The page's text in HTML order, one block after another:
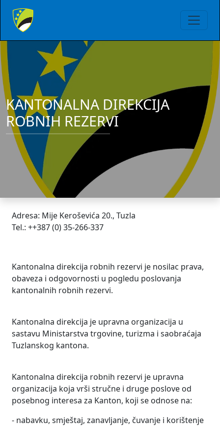
KANTONALNA DIREKCIJA
ROBNIH REZERVI
Adresa: Mije Keroševića 20., Tuzla
Tel.: ++387 (0) 35-266-337
Kantonalna direkcija robnih rezervi je nosilac prava,
obaveza i odgovornosti u pogledu poslovanja
kantonalnih robnih rezervi.
Kantonalna direkcija je upravna organizacija u
sastavu Ministarstva trgovine, turizma i saobraćaja
Tuzlanskog kantona.
Kantonalna direkcija robnih rezervi je upravna
organizacija koja vrši stručne i druge poslove od
posebnog interesa za Kanton, koji se odnose na:
- nabavku, smještaj, zanavljanje, čuvanje i korištenje